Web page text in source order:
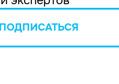
ПОДПИСАТЬСЯ